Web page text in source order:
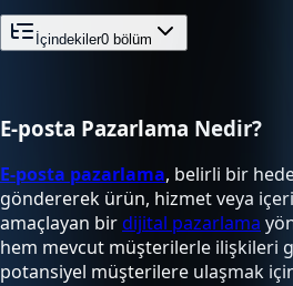
İçindekiler0 bölüm
E-posta Pazarlama Nedir?
E-posta pazarlama, belirli bir
göndererek ürün, hizmet veya
amaçlayan birdijital pazarlama
hem mevcut müşterilerle ilişkileri
potansiyel müşterilere ulaşmak için